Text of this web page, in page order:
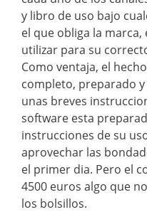
y libro de uso bajo
el que obliga la marca,
utilizar para su
Como ventaja, el
completo, preparado
unas breves
software esta
instrucciones de su
aprovechar las
el primer dia. Pero el
4500 euros algo que
los bolsillos.